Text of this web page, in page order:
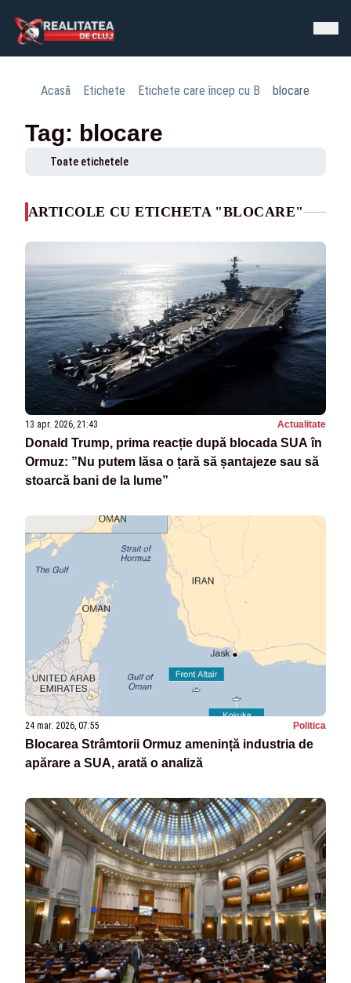
Acasă Etichete Etichete care încep cu B blocare
Tag: blocare
Toate etichetele
ARTICOLE CU ETICHETA "BLOCARE"
13 apr. 2026, 21:43 Actualitate
Donald Trump, prima reacție după blocada SUA în
Ormuz: ”Nu putem lăsa o țară să șantajeze sau să
stoarcă bani de la lume”
24 mar. 2026, 07:55 Politica
Blocarea Strâmtorii Ormuz amenință industria de
apărare a SUA, arată o analiză